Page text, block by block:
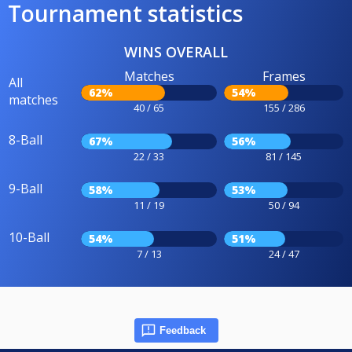
Tournament statistics
WINS OVERALL
All
matches
Matches
62%
40 / 65
Frames
54%
155 / 286
8-Ball 67%
22 / 33
56%
81 / 145
9-Ball 58%
11 / 19
53%
50 / 94
10-Ball 54%
7 / 13
51%
24 / 47
Feedback